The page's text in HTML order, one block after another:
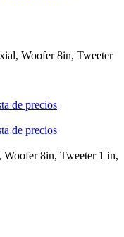
Woofer 8in, Tweeter
de precios
de precios